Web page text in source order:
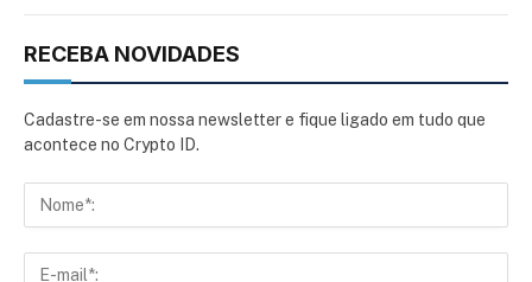
RECEBA NOVIDADES
Cadastre-se em nossa newsletter e fique ligado em tudo que
acontece no Crypto ID.